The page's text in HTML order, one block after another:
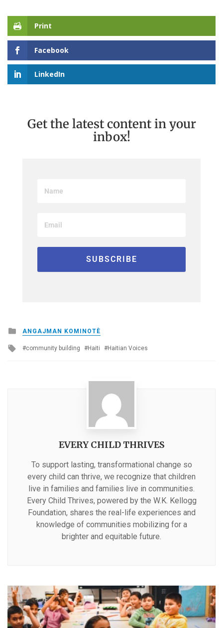
Print
Facebook
LinkedIn
Get the latest content in your
inbox!
Posted
in
ANGAJMAN KOMINOTÈ
Tagged
community building Haiti Haitian Voices
EVERY CHILD THRIVES
To support lasting, transformational change so
every child can thrive, we recognize that children
live in families and families live in communities.
Every Child Thrives, powered by the W.K. Kellogg
Foundation, shares the real-life experiences and
knowledge of communities mobilizing for a
brighter and equitable future.